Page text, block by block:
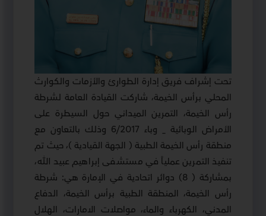
تحت إشراف فريق إدارة الطوارئ والأزمات والكوارث
المحلي برأس الخيمة، شاركت القيادة العامة لشرطة
رأس الخيمة، التمرين الميداني حول السيطرة على
الأمراض الوبائية _ وباء 6/2017 وذلك بالتعاون مع
منطقة رأس الخيمة الطبية ( الجهة القيادية )، حيث تم
تنفيذ التمرين عملياً في مستشفى إبراهيم عبيد الله،
بمشاركة ( 8) دوائر اتحادية في الإمارة هي: شرطة
رأس الخيمة، المنطقة الطبية برأس الخيمة، الدفاع
المدني، الكهرباء والماء، مواصلات الامارات، الهلال